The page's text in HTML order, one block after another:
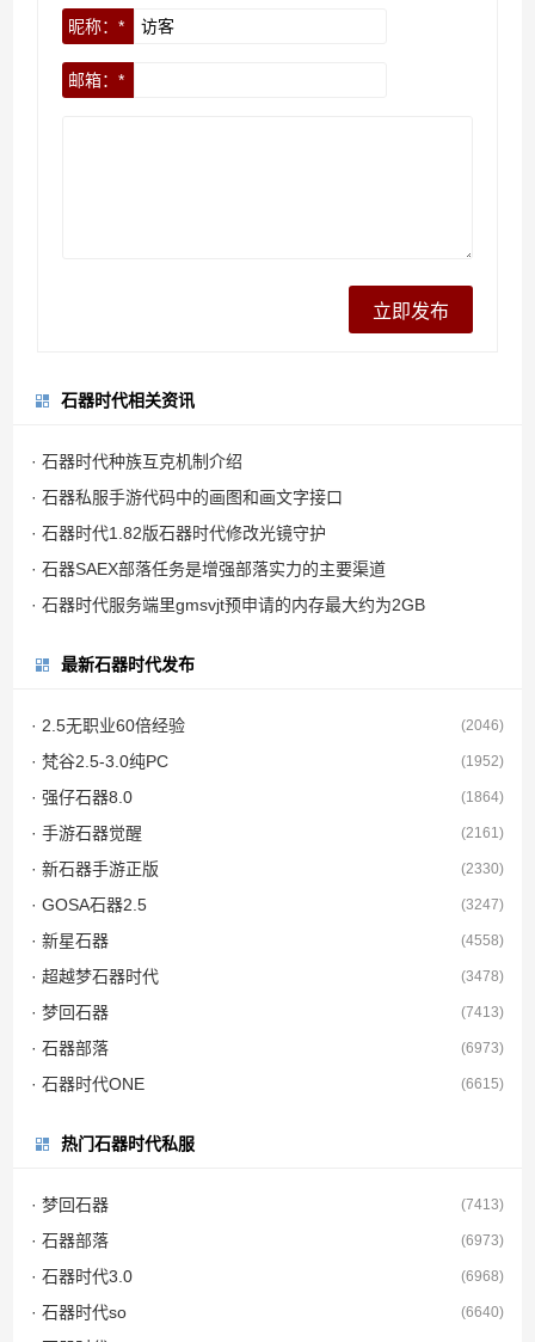
昵称：*
邮箱：*
石器时代相关资讯
· 石器时代种族互克机制介绍
· 石器私服手游代码中的画图和画文字接口
· 石器时代1.82版石器时代修改光镜守护
· 石器SAEX部落任务是增强部落实力的主要渠道
· 石器时代服务端里gmsvjt预申请的内存最大约为2GB
最新石器时代发布
· 2.5无职业60倍经验 (2046)
· 梵谷2.5-3.0纯PC (1952)
· 强仔石器8.0 (1864)
· 手游石器觉醒 (2161)
· 新石器手游正版 (2330)
· GOSA石器2.5 (3247)
· 新星石器 (4558)
· 超越梦石器时代 (3478)
· 梦回石器 (7413)
· 石器部落 (6973)
· 石器时代ONE (6615)
热门石器时代私服
· 梦回石器 (7413)
· 石器部落 (6973)
· 石器时代3.0 (6968)
· 石器时代so (6640)